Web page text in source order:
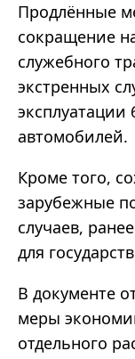
Продлённые
сокращение
служебного
экстренных
эксплуатации
автомобилей.
Кроме того,
зарубежные
случаев,
для
В документе
меры
отдельного